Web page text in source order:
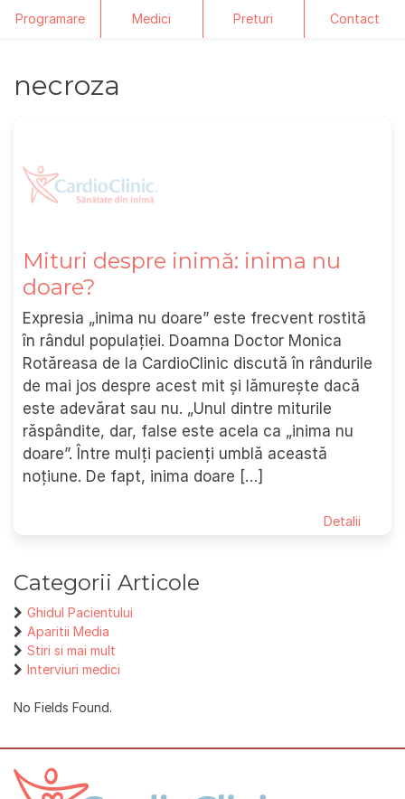
Programare Medici Preturi Contact
necroza
Mituri despre inimă: inima nu
doare?
Expresia „inima nu doare” este frecvent rostită
în rândul populației. Doamna Doctor Monica
Rotăreasa de la CardioClinic discută în rândurile
de mai jos despre acest mit și lămurește dacă
este adevărat sau nu. „Unul dintre miturile
răspândite, dar, false este acela ca „inima nu
doare”. Între mulți pacienți umblă această
noțiune. De fapt, inima doare […]
Detalii
Categorii Articole
Ghidul Pacientului
Aparitii Media
Stiri si mai mult
Interviuri medici
No Fields Found.